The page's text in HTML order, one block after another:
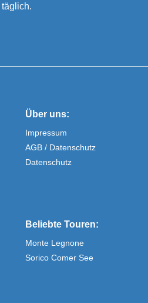
täglich.
Über uns:
Impressum
AGB / Datenschutz
Datenschutz
Beliebte Touren:
Monte Legnone
Sorico Comer See